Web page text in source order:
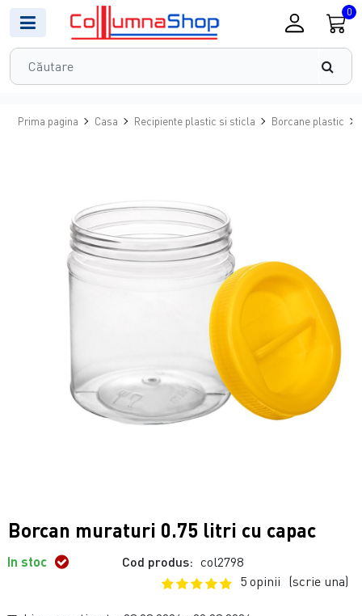
0
Prima pagina Casa Recipiente plastic si sticla Borcane plastic
Borcan muraturi 0.75 litri cu capac
In stoc Cod produs: col2798
5 opinii (scrie una)